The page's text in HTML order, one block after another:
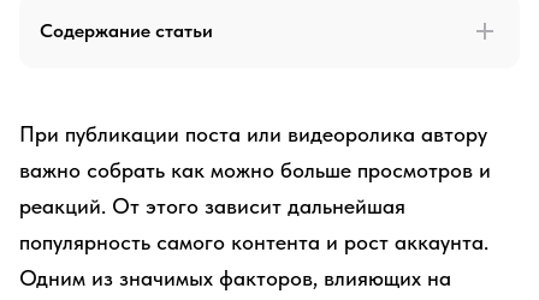
Содержание статьи
При публикации поста или видеоролика автору
важно собрать как можно больше просмотров и
реакций. От этого зависит дальнейшая
популярность самого контента и рост аккаунта.
Одним из значимых факторов, влияющих на